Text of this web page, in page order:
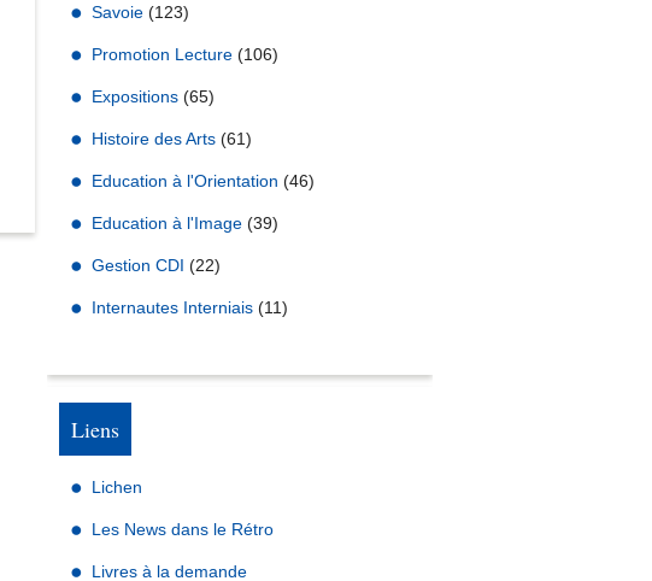
Savoie (123)
Promotion Lecture (106)
Expositions (65)
Histoire des Arts (61)
Education à l'Orientation (46)
Education à l'Image (39)
Gestion CDI (22)
Internautes Interniais (11)
Liens
Lichen
Les News dans le Rétro
Livres à la demande